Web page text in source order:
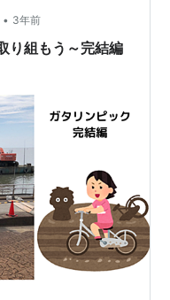
• 3年前
り組もう～完結編